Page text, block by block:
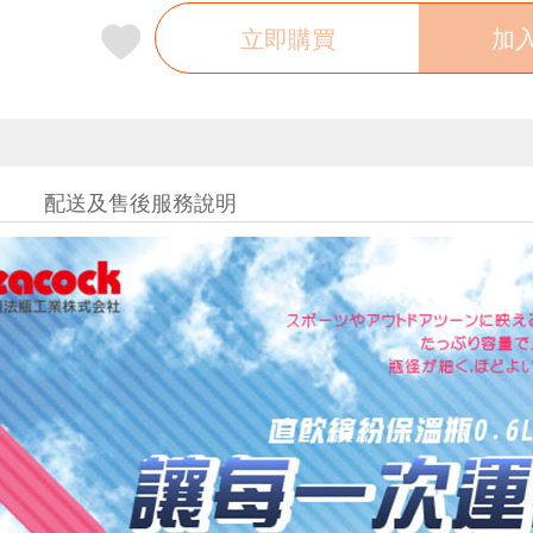
立即購買 加
配送及售後服務說明